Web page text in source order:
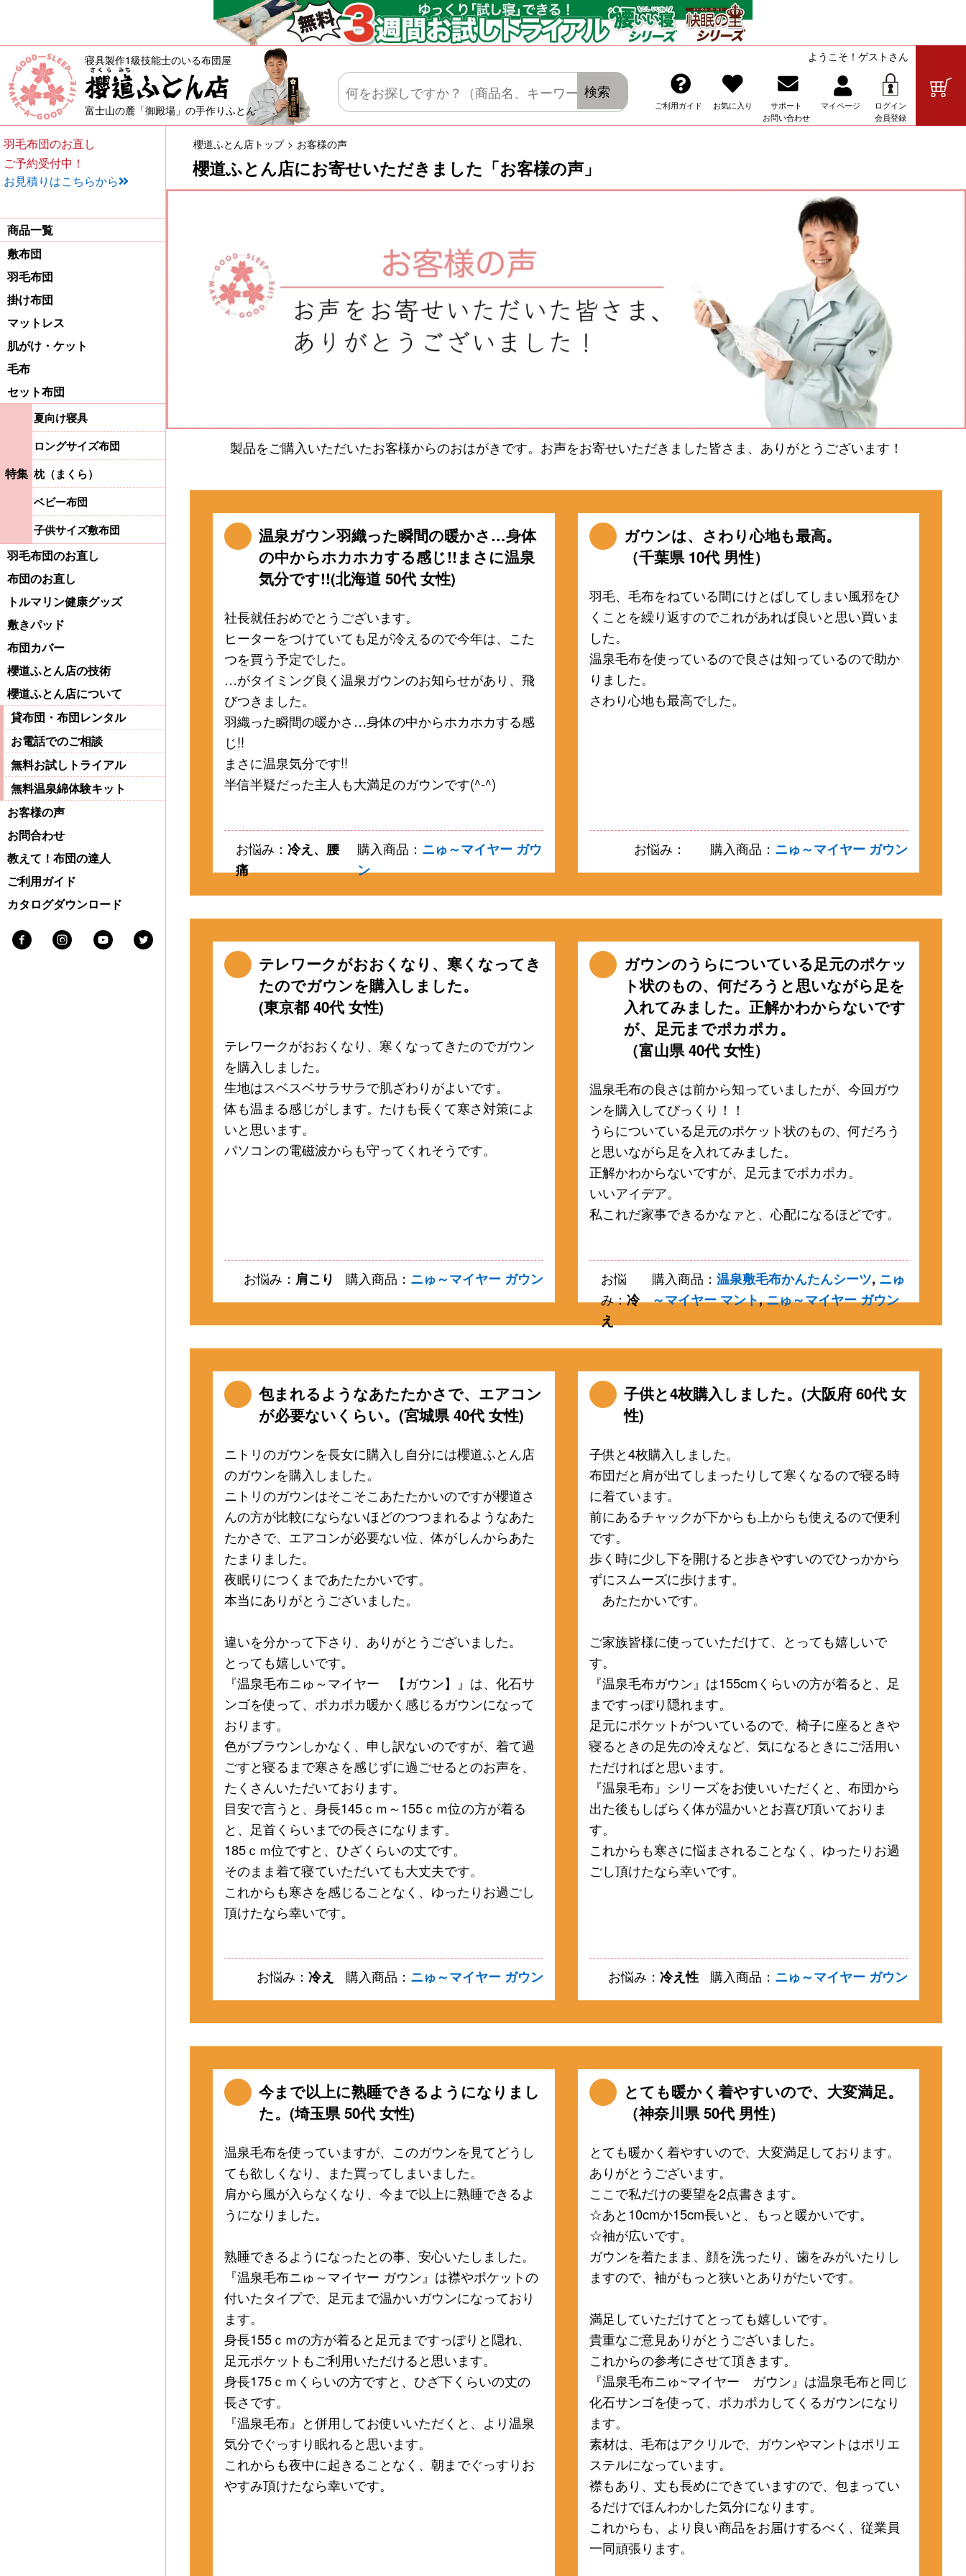
櫻道ふとん店にお寄せいただきました「お客様の声」
敷布団・掛け布団・羽毛布団・マットレス・肌がけ・毛布・セット布団の販売
寝具製作1級技能士のいる布団屋
富士山の麓「御殿場」の手作りふとん
ようこそ！ゲストさん
ご利用ガイド お気に入り
サポート
お問い合わせ
マイページ
ログイン
会員登録
検索
櫻道ふとん店トップ お客様の声
製品をご購入いただいたお客様からのおはがきです。お声をお寄せいただきました皆さま、ありがとうございます！
温泉ガウン羽織った瞬間の暖かさ…身体
の中からホカホカする感じ!!まさに温泉
気分です!!(北海道 50代 女性)
社長就任おめでとうございます。
ヒーターをつけていても足が冷えるので今年は、こた
つを買う予定でした。
…がタイミング良く温泉ガウンのお知らせがあり、飛
びつきました。
羽織った瞬間の暖かさ…身体の中からホカホカする感
じ!!
まさに温泉気分です!!
半信半疑だった主人も大満足のガウンです(^-^)
お悩み：冷え、腰
痛
購入商品： ニゅ～マイヤー ガウ
ン
ガウンは、さわり心地も最高。
（千葉県 10代 男性）
羽毛、毛布をねている間にけとばしてしまい風邪をひ
くことを繰り返すのでこれがあれば良いと思い買いま
した。
温泉毛布を使っているので良さは知っているので助か
りました。
さわり心地も最高でした。
お悩み： 購入商品： ニゅ～マイヤー ガウン
テレワークがおおくなり、寒くなってき
たのでガウンを購入しました。
(東京都 40代 女性)
テレワークがおおくなり、寒くなってきたのでガウン
を購入しました。
生地はスベスベサラサラで肌ざわりがよいです。
体も温まる感じがします。たけも長くて寒さ対策によ
いと思います。
パソコンの電磁波からも守ってくれそうです。
お悩み： 肩こり 購入商品： ニゅ～マイヤー ガウン
ガウンのうらについている足元のポケッ
ト状のもの、何だろうと思いながら足を
入れてみました。正解かわからないです
が、足元までポカポカ。
（富山県 40代 女性）
温泉毛布の良さは前から知っていましたが、今回ガウ
ンを購入してびっくり！！
うらについている足元のポケット状のもの、何だろう
と思いながら足を入れてみました。
正解かわからないですが、足元までポカポカ。
いいアイデア。
私これだ家事できるかなァと、心配になるほどです。
お悩
み：冷
え
購入商品： 温泉敷毛布かんたんシーツ, ニゅ
～マイヤー マント,ニゅ～マイヤー ガウン
包まれるようなあたたかさで、エアコン
が必要ないくらい。(宮城県 40代 女性)
ニトリのガウンを長女に購入し自分には櫻道ふとん店
のガウンを購入しました。
ニトリのガウンはそこそこあたたかいのですが櫻道さ
んの方が比較にならないほどのつつまれるようなあた
たかさで、エアコンが必要ない位、体がしんからあた
たまりました。
夜眠りにつくまであたたかいです。
本当にありがとうございました。
違いを分かって下さり、ありがとうございました。
とっても嬉しいです。
『温泉毛布ニゅ～マイヤー 【ガウン】』は、化石サ
ンゴを使って、ポカポカ暖かく感じるガウンになって
おります。
色がブラウンしかなく、申し訳ないのですが、着て過
ごすと寝るまで寒さを感じずに過ごせるとのお声を、
たくさんいただいております。
目安で言うと、身長145ｃｍ～155ｃｍ位の方が着る
と、足首くらいまでの長さになります。
185ｃｍ位ですと、ひざくらいの丈です。
そのまま着て寝ていただいても大丈夫です。
これからも寒さを感じることなく、ゆったりお過ごし
頂けたなら幸いです。
お悩み： 冷え 購入商品： ニゅ～マイヤー ガウン
子供と4枚購入しました。(大阪府 60代 女
性)
子供と4枚購入しました。
布団だと肩が出てしまったりして寒くなるので寝る時
に着ています。
前にあるチャックが下からも上からも使えるので便利
です。
歩く時に少し下を開けると歩きやすいのでひっかから
ずにスムーズに歩けます。
あたたかいです。
ご家族皆様に使っていただけて、とっても嬉しいで
す。
『温泉毛布ガウン』は155cmくらいの方が着ると、足
まですっぽり隠れます。
足元にポケットがついているので、椅子に座るときや
寝るときの足先の冷えなど、気になるときにご活用い
ただければと思います。
『温泉毛布』シリーズをお使いいただくと、布団から
出た後もしばらく体が温かいとお喜び頂いておりま
す。
これからも寒さに悩まされることなく、ゆったりお過
ごし頂けたなら幸いです。
お悩み： 冷え性 購入商品： ニゅ～マイヤー ガウン
今まで以上に熟睡できるようになりまし
た。(埼玉県 50代 女性)
温泉毛布を使っていますが、このガウンを見てどうし
ても欲しくなり、また買ってしまいました。
肩から風が入らなくなり、今まで以上に熟睡できるよ
うになりました。
熟睡できるようになったとの事、安心いたしました。
『温泉毛布ニゅ～マイヤー ガウン』は襟やポケットの
付いたタイプで、足元まで温かいガウンになっており
ます。
身長155ｃｍの方が着ると足元まですっぽりと隠れ、
足元ポケットもご利用いただけると思います。
身長175ｃｍくらいの方ですと、ひざ下くらいの丈の
長さです。
『温泉毛布』と併用してお使いいただくと、より温泉
気分でぐっすり眠れると思います。
これからも夜中に起きることなく、朝までぐっすりお
やすみ頂けたなら幸いです。
とても暖かく着やすいので、大変満足。
（神奈川県 50代 男性）
とても暖かく着やすいので、大変満足しております。
ありがとうございます。
ここで私だけの要望を2点書きます。
☆あと10cmか15cm長いと、もっと暖かいです。
☆袖が広いです。
ガウンを着たまま、顔を洗ったり、歯をみがいたりし
ますので、袖がもっと狭いとありがたいです。
満足していただけてとっても嬉しいです。
貴重なご意見ありがとうございました。
これからの参考にさせて頂きます。
『温泉毛布ニゅ~マイヤー ガウン』は温泉毛布と同じ
化石サンゴを使って、ポカポカしてくるガウンになり
ます。
素材は、毛布はアクリルで、ガウンやマントはポリエ
ステルになっています。
襟もあり、丈も長めにできていますので、包まってい
るだけでほんわかした気分になります。
これからも、より良い商品をお届けするべく、従業員
一同頑張ります。
羽毛布団のお直し
ご予約受付中！
お見積りはこちらから
商品一覧
敷布団
羽毛布団
掛け布団
マットレス
肌がけ・ケット
毛布
セット布団
特集
夏向け寝具
ロングサイズ布団
枕（まくら）
ベビー布団
子供サイズ敷布団
羽毛布団のお直し
布団のお直し
トルマリン健康グッズ
敷きパッド
布団カバー
櫻道ふとん店の技術
櫻道ふとん店について
貸布団・布団レンタル
お電話でのご相談
無料お試しトライアル
無料温泉綿体験キット
お客様の声
お問合わせ
教えて！布団の達人
ご利用ガイド
カタログダウンロード
Facebook InstagramYoutubeTwitter